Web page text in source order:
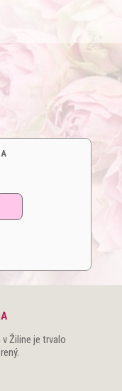
v Žiline je trvalo